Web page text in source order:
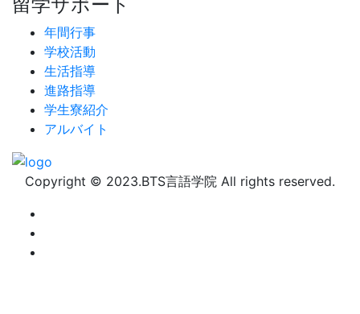
年間行事
学校活動
生活指導
進路指導
学生寮紹介
アルバイト
Copyright © 2023.BTS言語学院 All rights reserved.